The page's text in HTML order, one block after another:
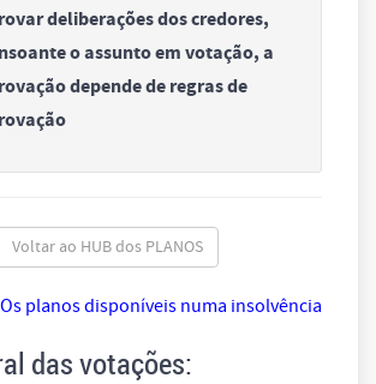
deliberações dos credores,
o assunto em votação, a
depende de regras de
Voltar ao HUB dos PLANOS
Os planos disponíveis numa insolvência
das votações: